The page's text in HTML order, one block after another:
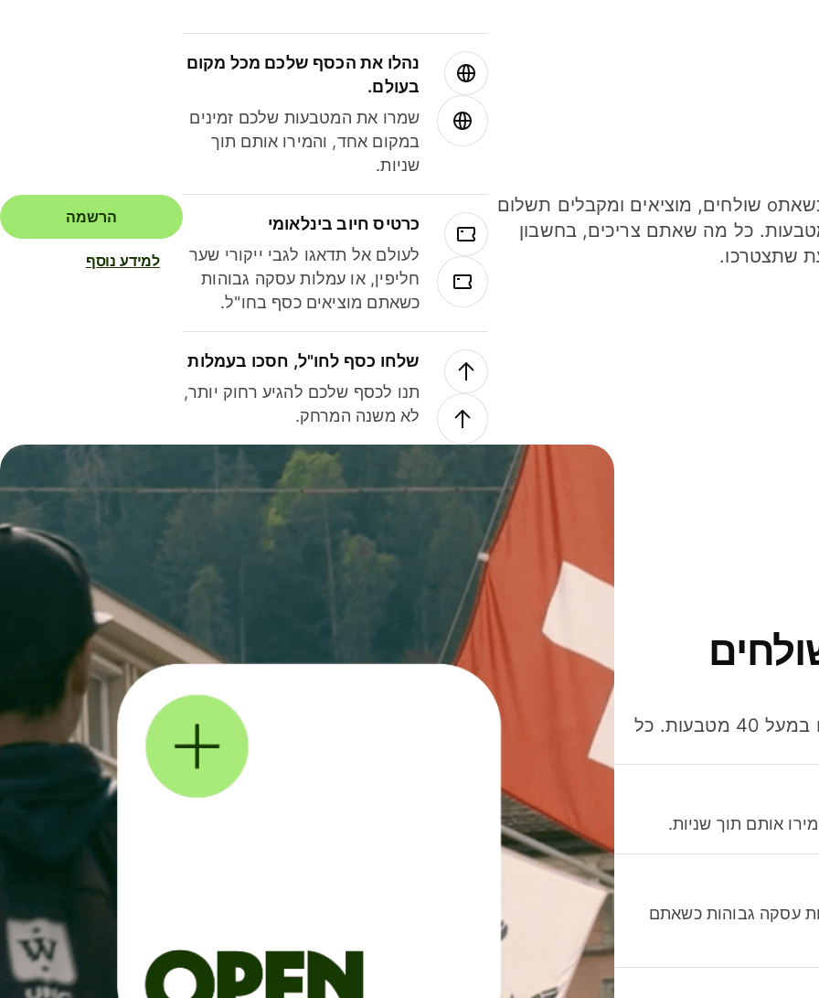
חסכו כסף כשאתo שולחים, מוציאים ומקבלים תשלום
40 מטבעות. כל מה שאתם צריכים, בחשבון
שתצטרכו.
נהלו את הכסף שלכם מכל מקום
בעולם.
שמרו את המטבעות שלכם זמינים
במקום אחד, והמירו אותם תוך
שניות.
כרטיס חיוב בינלאומי
לעולם אל תדאגו לגבי ייקורי שער
חליפין, או עמלות עסקה גבוהות
כשאתם מוציאים כסף בחו"ל.
שלחו כסף לחו"ל, חסכו בעמלות
תנו לכסף שלכם להגיע רחוק יותר,
לא משנה המרחק.
הרשמה
למידע נוסף
חסכו כסף כשאתo שולחים, מוציאים ומקבלים תשלום במעל 40 מטבעות. כל
אותם תוך שניות.
עסקה גבוהות כשאתם